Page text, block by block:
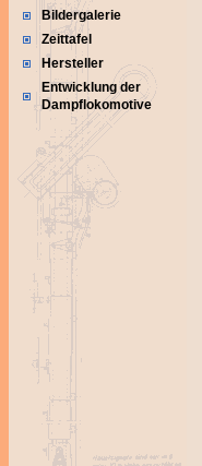
Bildergalerie
Zeittafel
Hersteller
Entwicklung der
Dampflokomotive